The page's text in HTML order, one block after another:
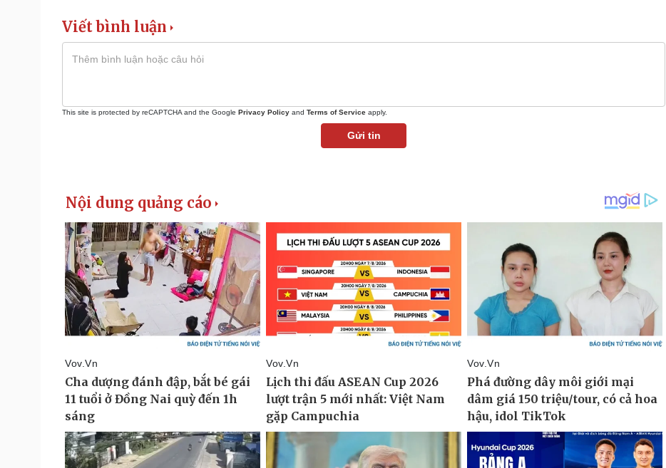
Viết bình luận
This site is protected by reCAPTCHA and the Google Privacy Policy and Terms of Service apply.
Gửi tin